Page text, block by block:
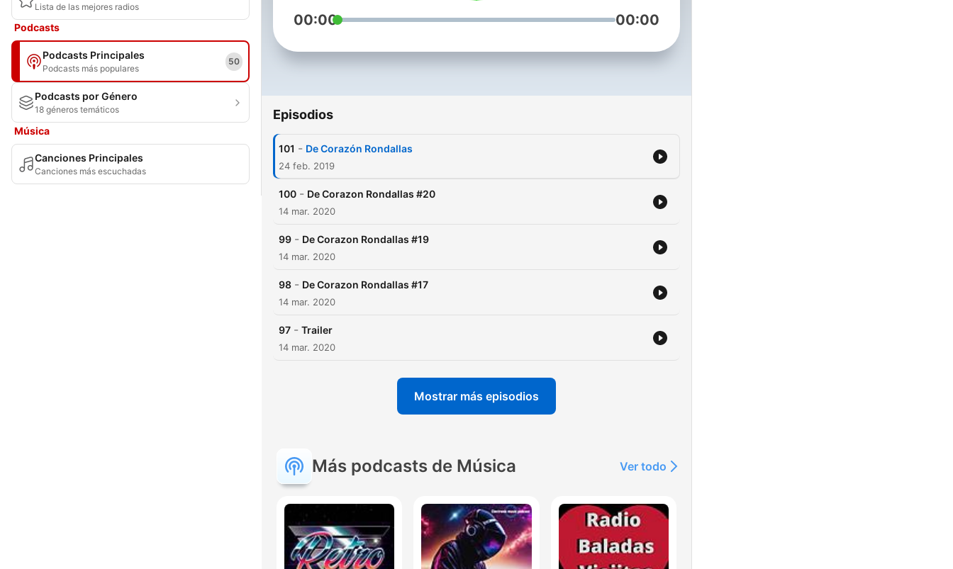
Lista de las mejores radios
Podcasts
Podcasts Principales
Podcasts más populares
50
Podcasts por Género
18 géneros temáticos
Música
Canciones Principales
Canciones más escuchadas
00:00 00:00
Episodios
101 - De Corazón Rondallas
24 feb. 2019
100 - De Corazon Rondallas #20
14 mar. 2020
99 - De Corazon Rondallas #19
14 mar. 2020
98 - De Corazon Rondallas #17
14 mar. 2020
97 - Trailer
14 mar. 2020
Mostrar más episodios
Más podcasts de Música Ver todo